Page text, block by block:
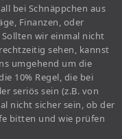
bei Schnäppchen aus
Finanzen, oder
Sollten wir einmal nicht
sehen, kannst
umgehend um die
10% Regel, die bei
seriös sein (z.B. von
nicht sicher sein, ob der
bitten und wie prüfen